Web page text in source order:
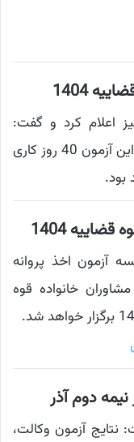
1404
اعلام کرد و گفت:
مطابق برنامه‌ریزی انجام‌شده نتایج اولیه این آزمون 40 روز کاری
بود.
1404
آزمون اخذ پروانه
خانواده قوه
آزمون وکالت،